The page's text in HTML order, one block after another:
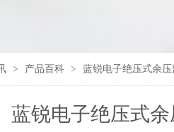
> 产品百科 > 蓝锐电子绝压式余
蓝锐电子绝压式